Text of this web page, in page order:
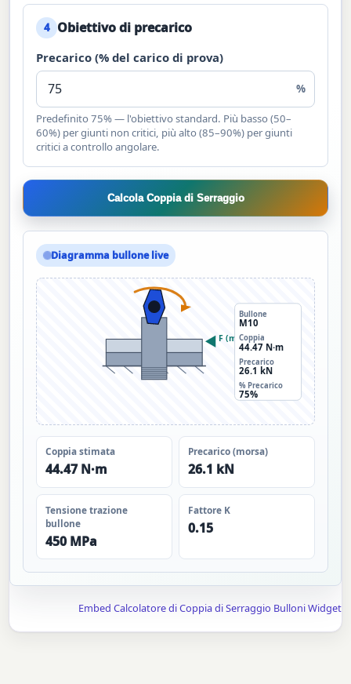
4 Obiettivo di precarico
Precarico (% del carico di prova)
%
Predefinito 75% — l'obiettivo standard. Più basso (50–
60%) per giunti non critici, più alto (85–90%) per giunti
critici a controllo angolare.
Calcola Coppia di Serraggio
Diagramma bullone live
T
F (morsa)
Bullone
M10
Coppia
44.47 N·m
Precarico
26.1 kN
% Precarico
75%
Coppia stimata
44.47 N·m
Precarico (morsa)
26.1 kN
Tensione trazione
bullone
450 MPa
Fattore K
0.15
Embed Calcolatore di Coppia di Serraggio Bulloni Widget